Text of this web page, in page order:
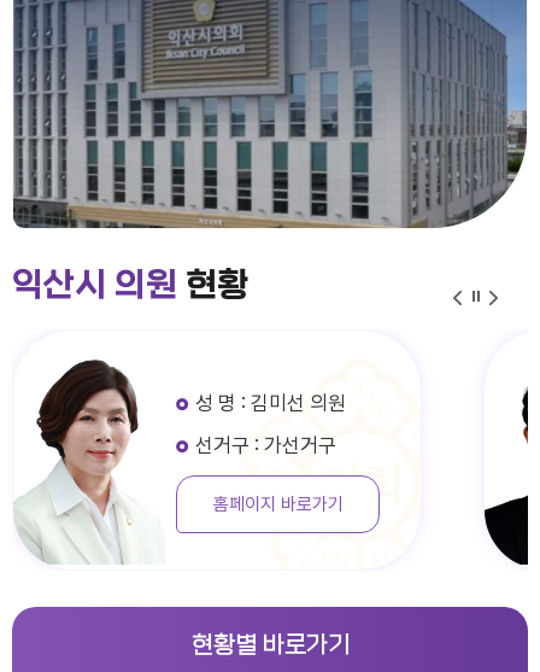
익산시 의원 현황
성 명 : 김미선 의원
선거구 : 가선거구
홈페이지 바로가기
현황별 바로가기